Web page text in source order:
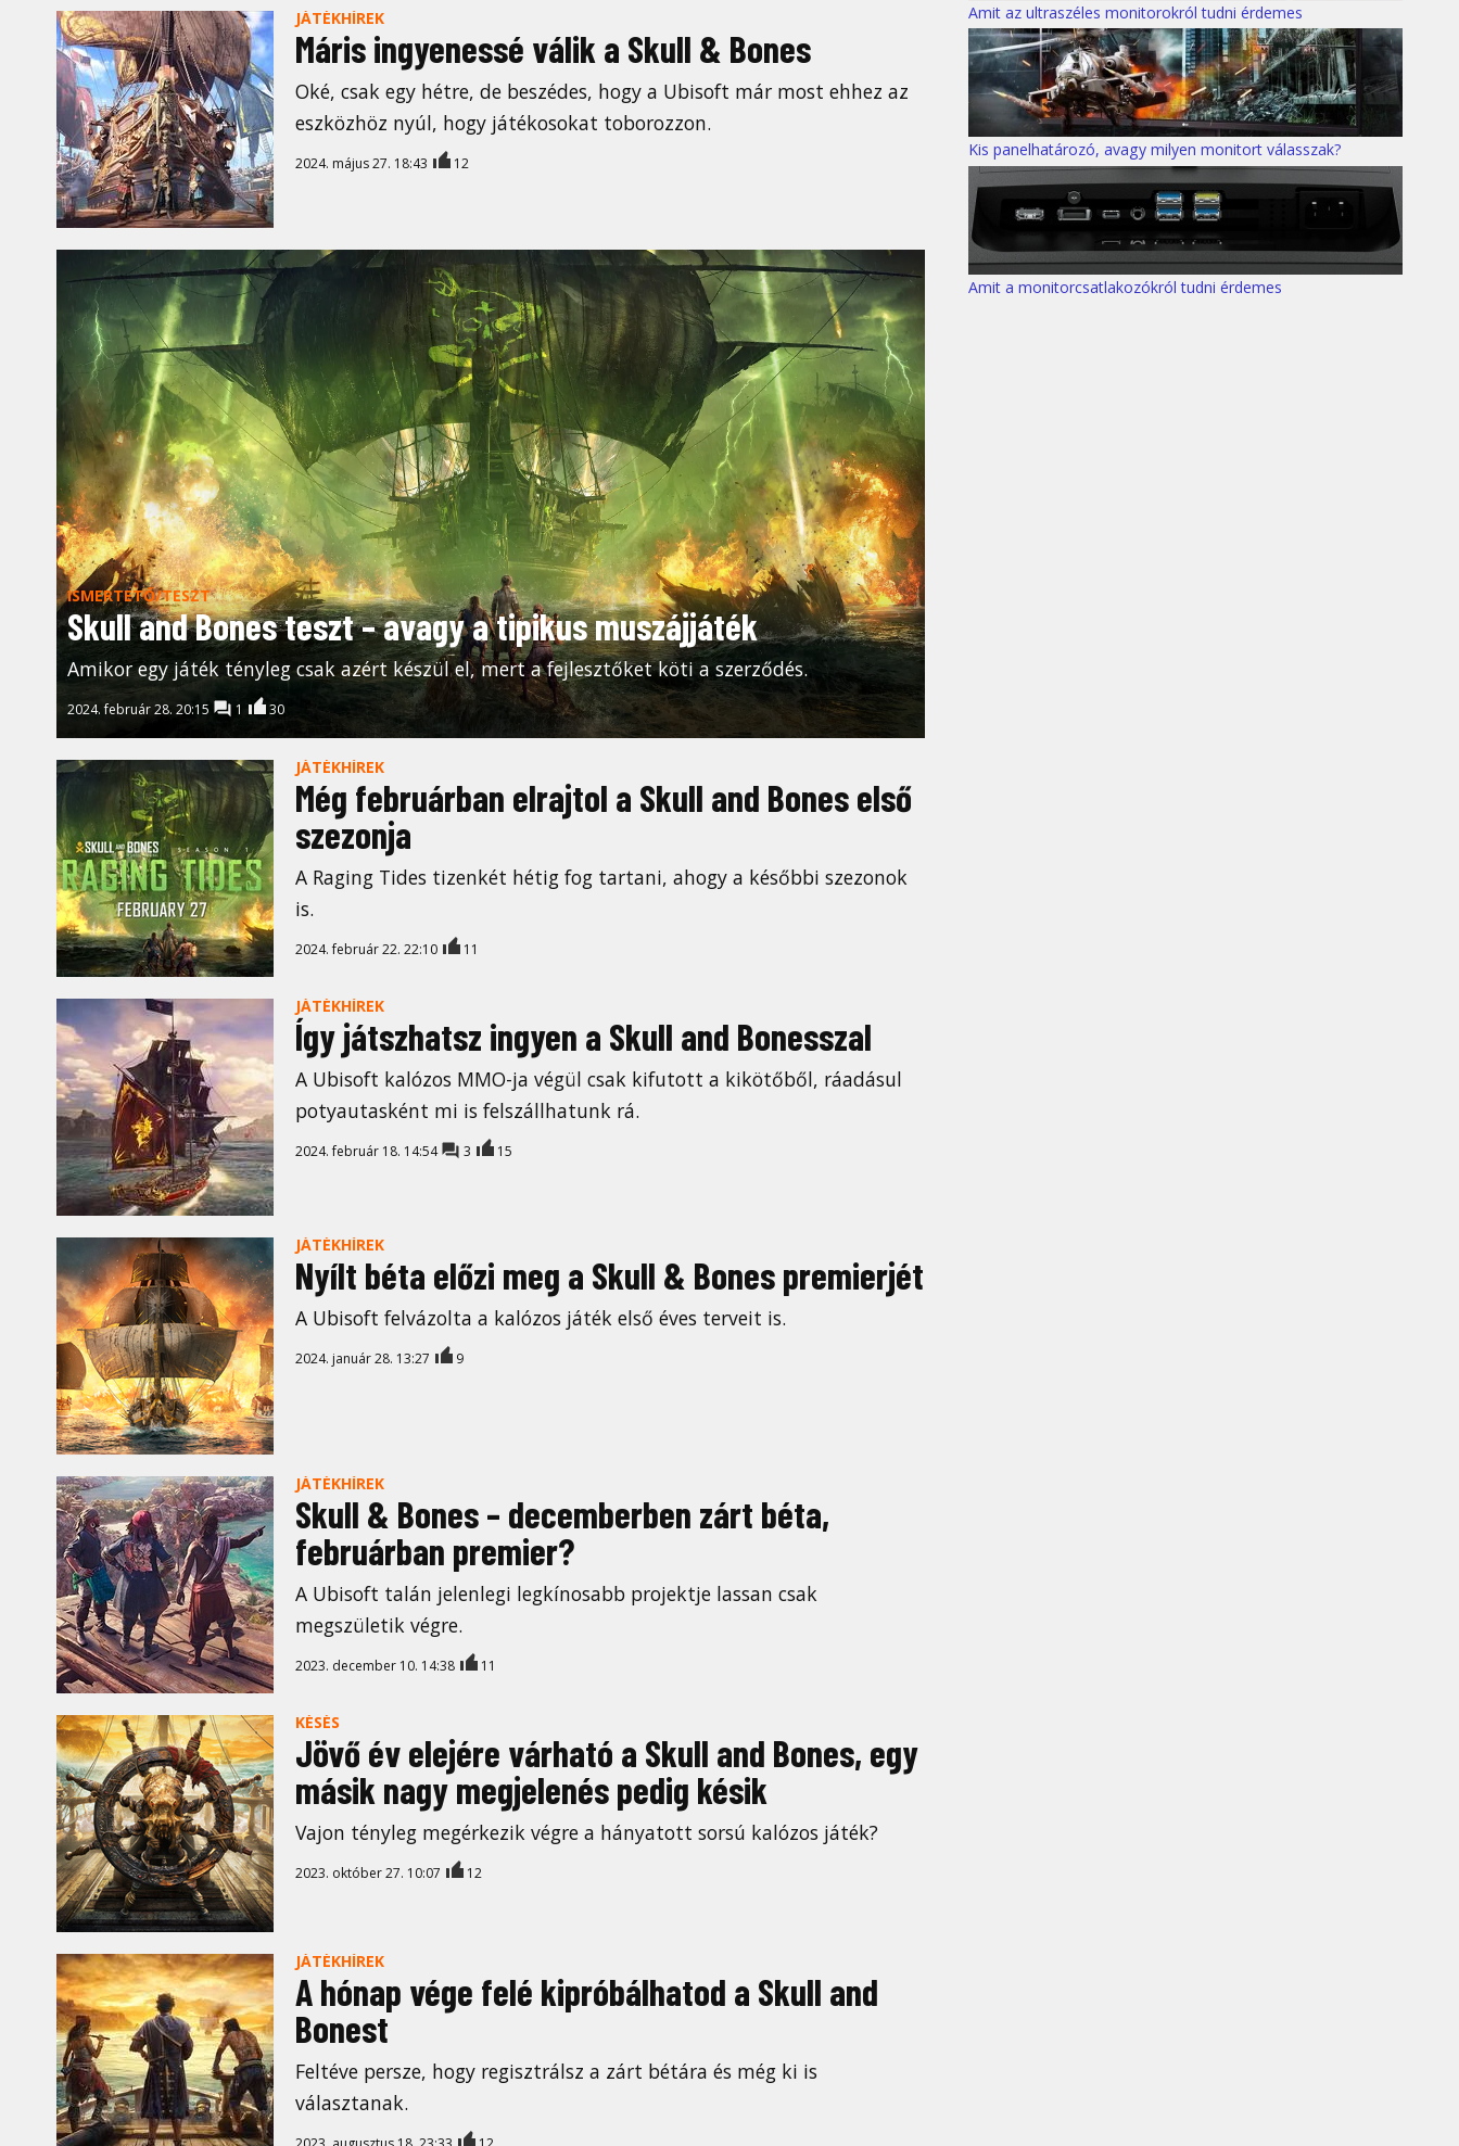
JÁTÉKHÍREK
Máris ingyenessé válik a Skull & Bones
Oké, csak egy hétre, de beszédes, hogy a Ubisoft már most ehhez az
eszközhöz nyúl, hogy játékosokat toborozzon.
2024. május 27. 18:43 12
ISMERTETŐ/TESZT
Skull and Bones teszt – avagy a tipikus muszájjáték
Amikor egy játék tényleg csak azért készül el, mert a fejlesztőket köti a szerződés.
2024. február 28. 20:15 1 30
JÁTÉKHÍREK
Még februárban elrajtol a Skull and Bones első
szezonja
A Raging Tides tizenkét hétig fog tartani, ahogy a későbbi szezonok
is.
2024. február 22. 22:10 11
JÁTÉKHÍREK
Így játszhatsz ingyen a Skull and Bonesszal
A Ubisoft kalózos MMO-ja végül csak kifutott a kikötőből, ráadásul
potyautasként mi is felszállhatunk rá.
2024. február 18. 14:54 3 15
JÁTÉKHÍREK
Nyílt béta előzi meg a Skull & Bones premierjét
A Ubisoft felvázolta a kalózos játék első éves terveit is.
2024. január 28. 13:27 9
JÁTÉKHÍREK
Skull & Bones – decemberben zárt béta,
februárban premier?
A Ubisoft talán jelenlegi legkínosabb projektje lassan csak
megszületik végre.
2023. december 10. 14:38 11
KÉSÉS
Jövő év elejére várható a Skull and Bones, egy
másik nagy megjelenés pedig késik
Vajon tényleg megérkezik végre a hányatott sorsú kalózos játék?
2023. október 27. 10:07 12
JÁTÉKHÍREK
A hónap vége felé kipróbálhatod a Skull and
Bonest
Feltéve persze, hogy regisztrálsz a zárt bétára és még ki is
választanak.
Amit az ultraszéles monitorokról tudni érdemes
Kis panelhatározó, avagy milyen monitort válasszak?
Amit a monitorcsatlakozókról tudni érdemes